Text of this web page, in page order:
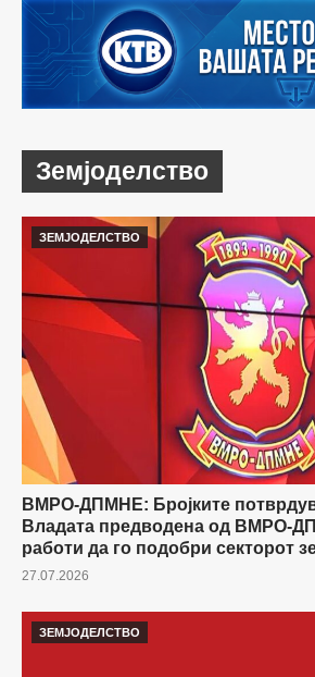
Земјоделство
ЗЕМЈОДЕЛСТВО
ВМРО-ДПМНЕ: Бројките
Владата предводена од ВМРО-
работи да го подобри секторот
27.07.2026
ЗЕМЈОДЕЛСТВО